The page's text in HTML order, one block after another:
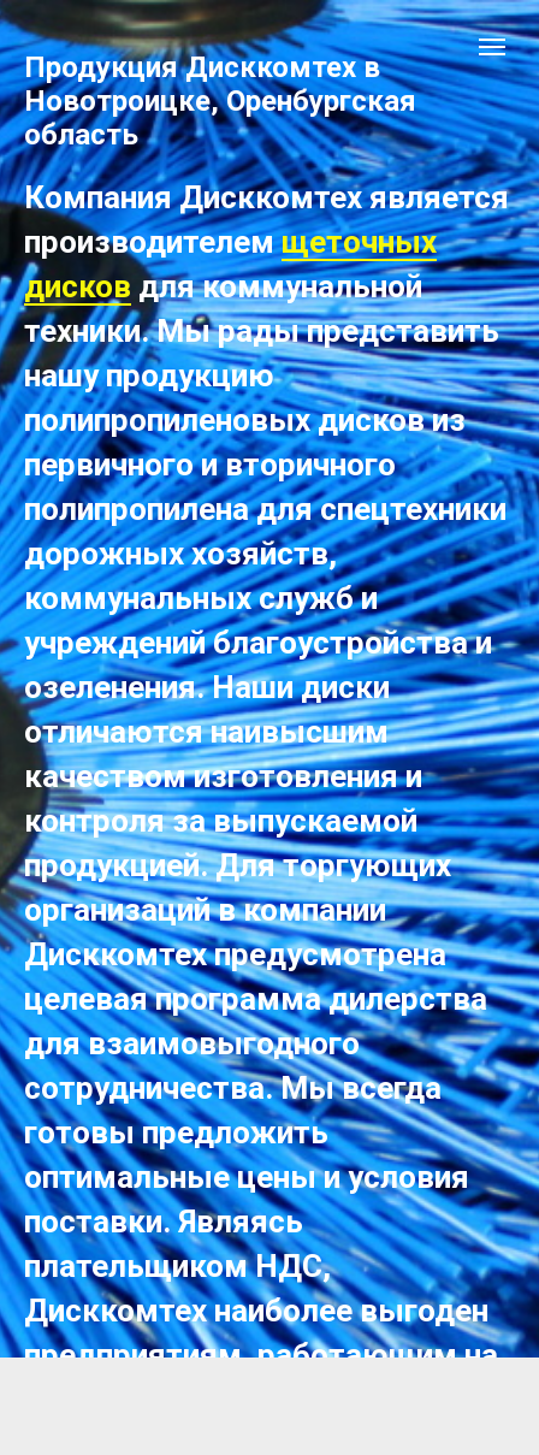
Продукция Дисккомтех в
Новотроицке, Оренбургская
область
Компания Дисккомтех является
производителемщеточных
дисков для коммунальной
техники. Мы рады представить
нашу продукцию
полипропиленовых дисков из
первичного и вторичного
полипропилена для спецтехники
дорожных хозяйств,
коммунальных служб и
учреждений благоустройства и
озеленения. Наши диски
отличаются наивысшим
качеством изготовления и
контроля за выпускаемой
продукцией. Для торгующих
организаций в компании
Дисккомтех предусмотрена
целевая программа дилерства
для взаимовыгодного
сотрудничества. Мы всегда
готовы предложить
оптимальные цены и условия
поставки. Являясь
плательщиком НДС,
Дисккомтех наиболее выгоден
предприятиям, работающим на